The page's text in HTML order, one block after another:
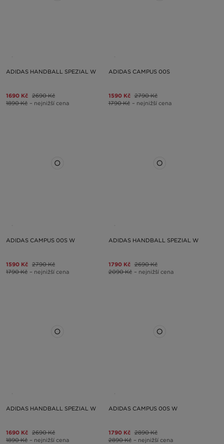
ADIDAS HANDBALL SPEZIAL W
1690 Kč 2690 Kč
1890 Kč – nejnižší cena
ADIDAS CAMPUS 00S
1590 Kč 2790 Kč
1790 Kč – nejnižší cena
ADIDAS CAMPUS 00S W
1590 Kč 2790 Kč
1790 Kč – nejnižší cena
ADIDAS HANDBALL SPEZIAL W
1790 Kč 2690 Kč
2090 Kč – nejnižší cena
ADIDAS HANDBALL SPEZIAL W
1690 Kč 2690 Kč
1890 Kč – nejnižší cena
ADIDAS CAMPUS 00S W
1790 Kč 2890 Kč
2890 Kč – nejnižší cena